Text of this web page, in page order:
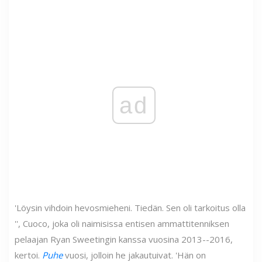
ad
'Löysin vihdoin hevosmieheni. Tiedän. Sen oli tarkoitus olla
'', Cuoco, joka oli naimisissa entisen ammattitenniksen
pelaajan Ryan Sweetingin kanssa vuosina 2013--2016,
kertoi. Puhe vuosi, jolloin he jakautuivat. 'Hän on